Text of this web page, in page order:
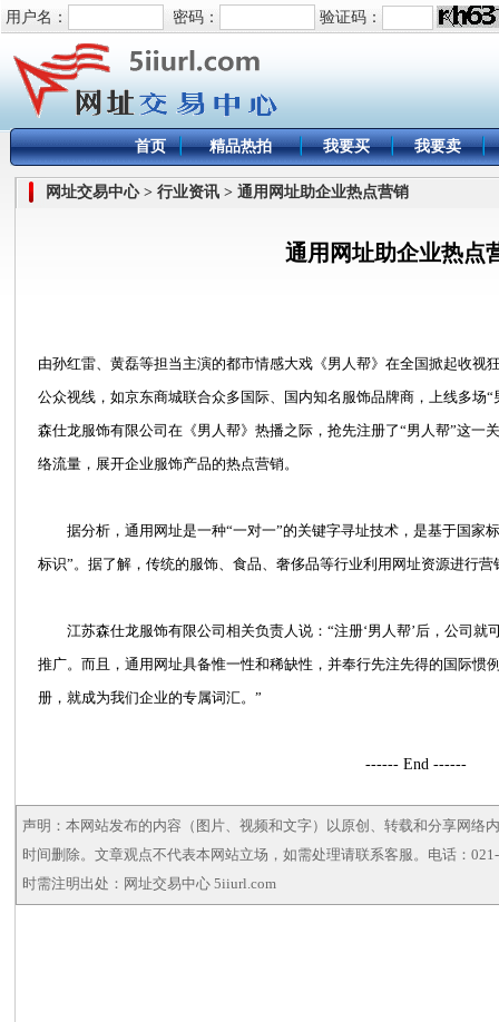
用户名： 密码： 验证码：
首页 精品热拍 我要买 我要卖
网址交易中心 > 行业资讯 > 通用网址助企业热点营销
通用网址助企业热点
由孙红雷、黄磊等担当主演的都市情感大戏《男人帮》在全国掀起收视
公众视线，如京东商城联合众多国际、国内知名服饰品牌商，上线多场
森仕龙服饰有限公司在《男人帮》热播之际，抢先注册了“男人帮”这一
络流量，展开企业服饰产品的热点营销。
据分析，通用网址是一种“一对一”的关键字寻址技术，是基于国家
标识”。据了解，传统的服饰、食品、奢侈品等行业利用网址资源进行营
江苏森仕龙服饰有限公司相关负责人说：“注册‘男人帮’后，公司就
推广。而且，通用网址具备惟一性和稀缺性，并奉行先注先得的国际惯
册，就成为我们企业的专属词汇。”
------ End ------
声明：本网站发布的内容（图片、视频和文字）以原创、转载和分享网络
时间删除。文章观点不代表本网站立场，如需处理请联系客服。电话：
时需注明出处：网址交易中心 5iiurl.com